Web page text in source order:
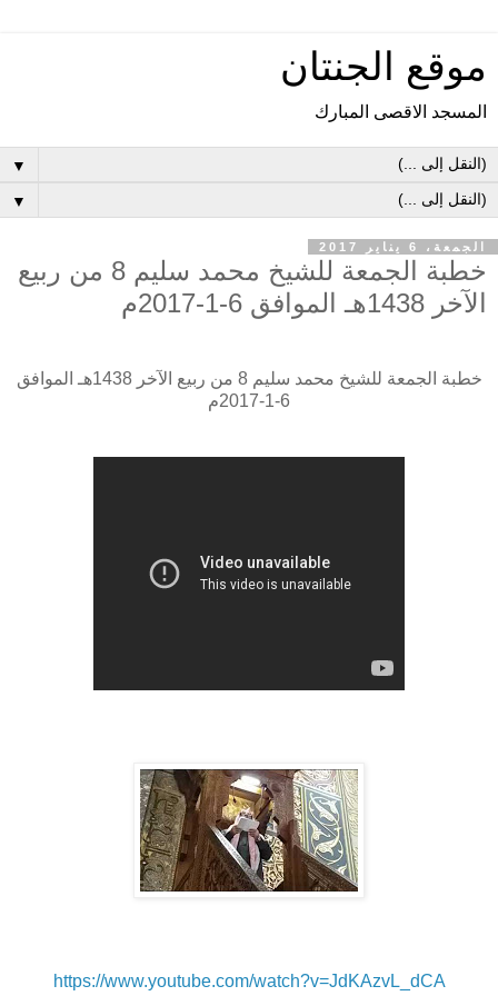
موقع الجنتان
المسجد الاقصى المبارك
▼
▼
الجمعة، 6 يناير 2017
خطبة الجمعة للشيخ محمد سليم 8 من ربيع
الآخر 1438هـ الموافق 6-1-2017م
خطبة الجمعة للشيخ محمد سليم 8 من ربيع الآخر 1438هـ الموافق
6-1-2017م
https://www.youtube.com/watch?v=JdKAzvL_dCA